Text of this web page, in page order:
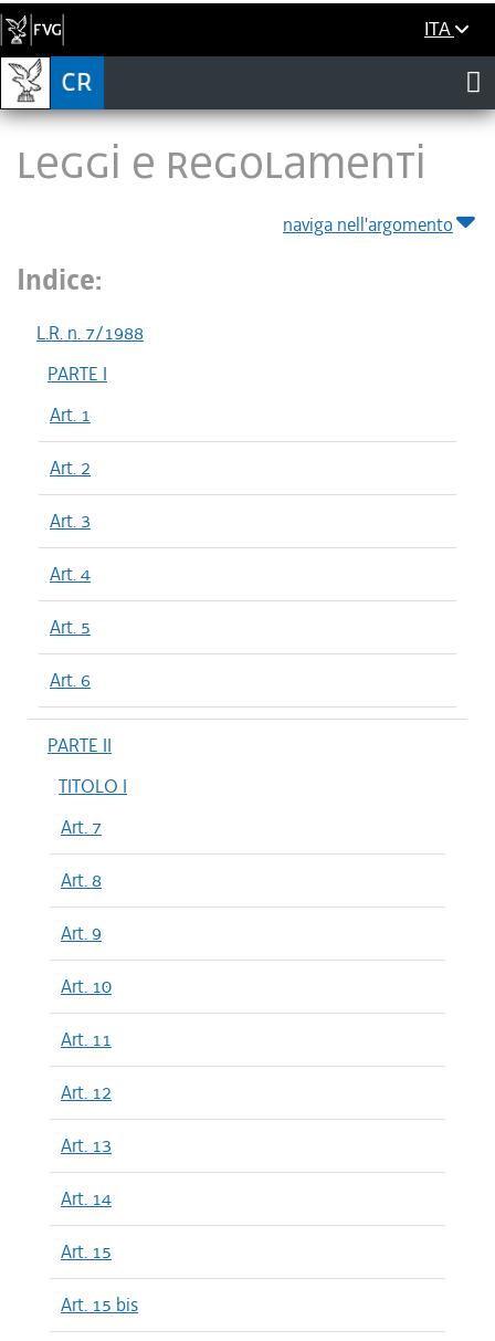
ITA
LEGGI E REGOLAMENTI
naviga nell'argomento
Indice:
L.R. n. 7/1988
PARTE I
Art. 1
Art. 2
Art. 3
Art. 4
Art. 5
Art. 6
PARTE II
TITOLO I
Art. 7
Art. 8
Art. 9
Art. 10
Art. 11
Art. 12
Art. 13
Art. 14
Art. 15
Art. 15 bis